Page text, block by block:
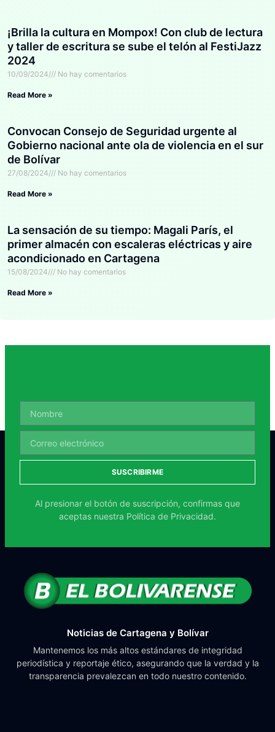
¡Brilla la cultura en Mompox! Con club de lectura
y taller de escritura se sube el telón al FestiJazz
2024
10/09/2024 No hay comentarios
Read More »
Convocan Consejo de Seguridad urgente al
Gobierno nacional ante ola de violencia en el sur
de Bolívar
27/08/2024 No hay comentarios
Read More »
La sensación de su tiempo: Magali París, el
primer almacén con escaleras eléctricas y aire
acondicionado en Cartagena
15/08/2024 No hay comentarios
Read More »
SUSCRIBIRME
Al presionar el botón de suscripción, confirmas que
aceptas nuestra Política de Privacidad.
Noticias de Cartagena y Bolívar
Mantenemos los más altos estándares de integridad
periodística y reportaje ético, asegurando que la verdad y la
transparencia prevalezcan en todo nuestro contenido.